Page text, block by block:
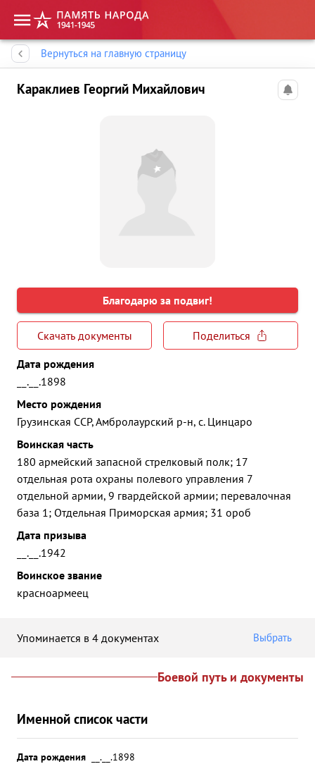
Вернуться на главную страницу
Караклиев Георгий Михайлович
Благодарю за подвиг!
Скачать документы
Поделиться
Дата рождения
__.__.1898
Место рождения
Грузинская ССР, Амбролаурский р-н, с. Цинцаро
Воинская часть
180 армейский запасной стрелковый полк; 17
отдельная рота охраны полевого управления 7
отдельной армии, 9 гвардейской армии; перевалочная
база 1; Отдельная Приморская армия; 31 ороб
Дата призыва
__.__.1942
Воинское звание
красноармеец
Упоминается в 4 документах Выбрать
Боевой путь и документы
Именной список части
Дата рождения
__.__.1898
Память народа